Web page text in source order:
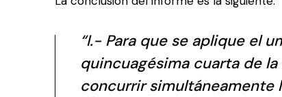
“I.- Para que se aplique el
quincuagésima cuarta de
concurrir simultáneamente